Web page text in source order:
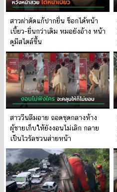
สาวผ่าตัดแก้ปากยื่น ช็อกได้หน้า
เบี้ยว-ยื่นกว่าเดิม หมอยังอ้าง หน้า
ดูมีสไตล์ขึ้น
สาววีนลืมอาย ถอดชุดกลางห้าง
ผู้ชายเก็บให้ยังงอนไม่เลิก กลาย
เป็นไวรัลชวนส่ายหน้า